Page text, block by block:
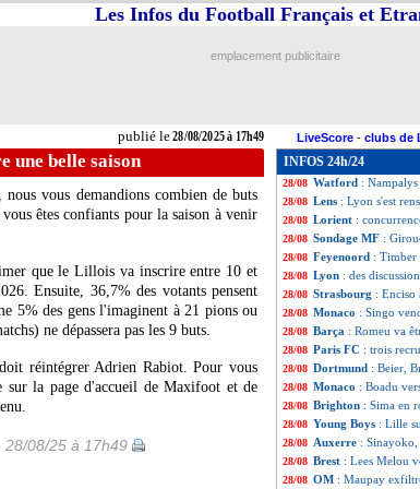
publié le28/08/2025 à 17h49
Les Infos du Football Français et
emplacement publicitaire
LiveScore - clubs de
une belle saison
vous demandions combien de buts
êtes confiants pour la saison à venir
que le Lillois va inscrire entre 10 et
Ensuite, 36,7% des votants pensent
5% des gens l'imaginent à 21 pions ou
ne dépassera pas les 9 buts.
réintégrer Adrien Rabiot. Pour vous
la page d'accueil de Maxifoot et de
28/08/25 à 17h49
INFOS 24h/24
28/08 Monaco : Thiago
28/08 OM: Benatia affiche
28/08 LdC: le PSG avec
28/08 LdC: Leverkusen
28/08 Watford :
28/08 Lens : Lyon s'est
28/08 Lorient :
28/08 Sondage MF :
28/08 Feyenoord : Timber
28/08 Lyon : des
28/08 Strasbourg : Enciso
28/08 Monaco : Singo
28/08 Barça : Romeu va
28/08 Paris FC : trois
28/08 Dortmund : Beier,
28/08 Monaco : Boadu
28/08 Brighton : Sima en
28/08 Young Boys : Lille
28/08 Auxerre : Sinayoko,
28/08 Brest : Lees Melou
28/08 OM : Maupay